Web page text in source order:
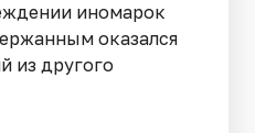
иномарок
оказался
из другого